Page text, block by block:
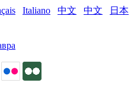
Italiano 中文 中文
日本